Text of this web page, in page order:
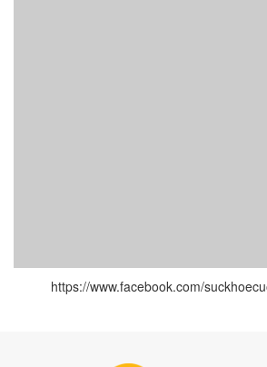
https://www.facebook.com/